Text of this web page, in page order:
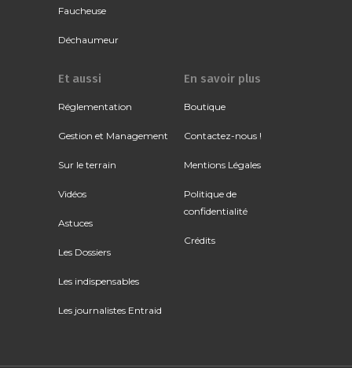
Faucheuse
Déchaumeur
Et aussi
Réglementation
Gestion et Management
Sur le terrain
Vidéos
Astuces
Les Dossiers
Les indispensables
Les journalistes Entraid
En savoir plus
Boutique
Contactez-nous !
Mentions Légales
Politique de
confidentialité
Crédits